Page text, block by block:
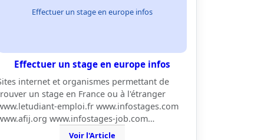
Effectuer un stage en europe infos
Effectuer un stage en europe infos
internet et organismes permettant de
un stage en France ou à l'étranger
emploi.fr www.infostages.com
www.infostages-job.com…
Voir l'Article